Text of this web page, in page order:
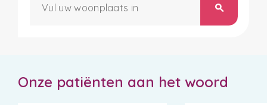
search
Onze patiënten aan het woord